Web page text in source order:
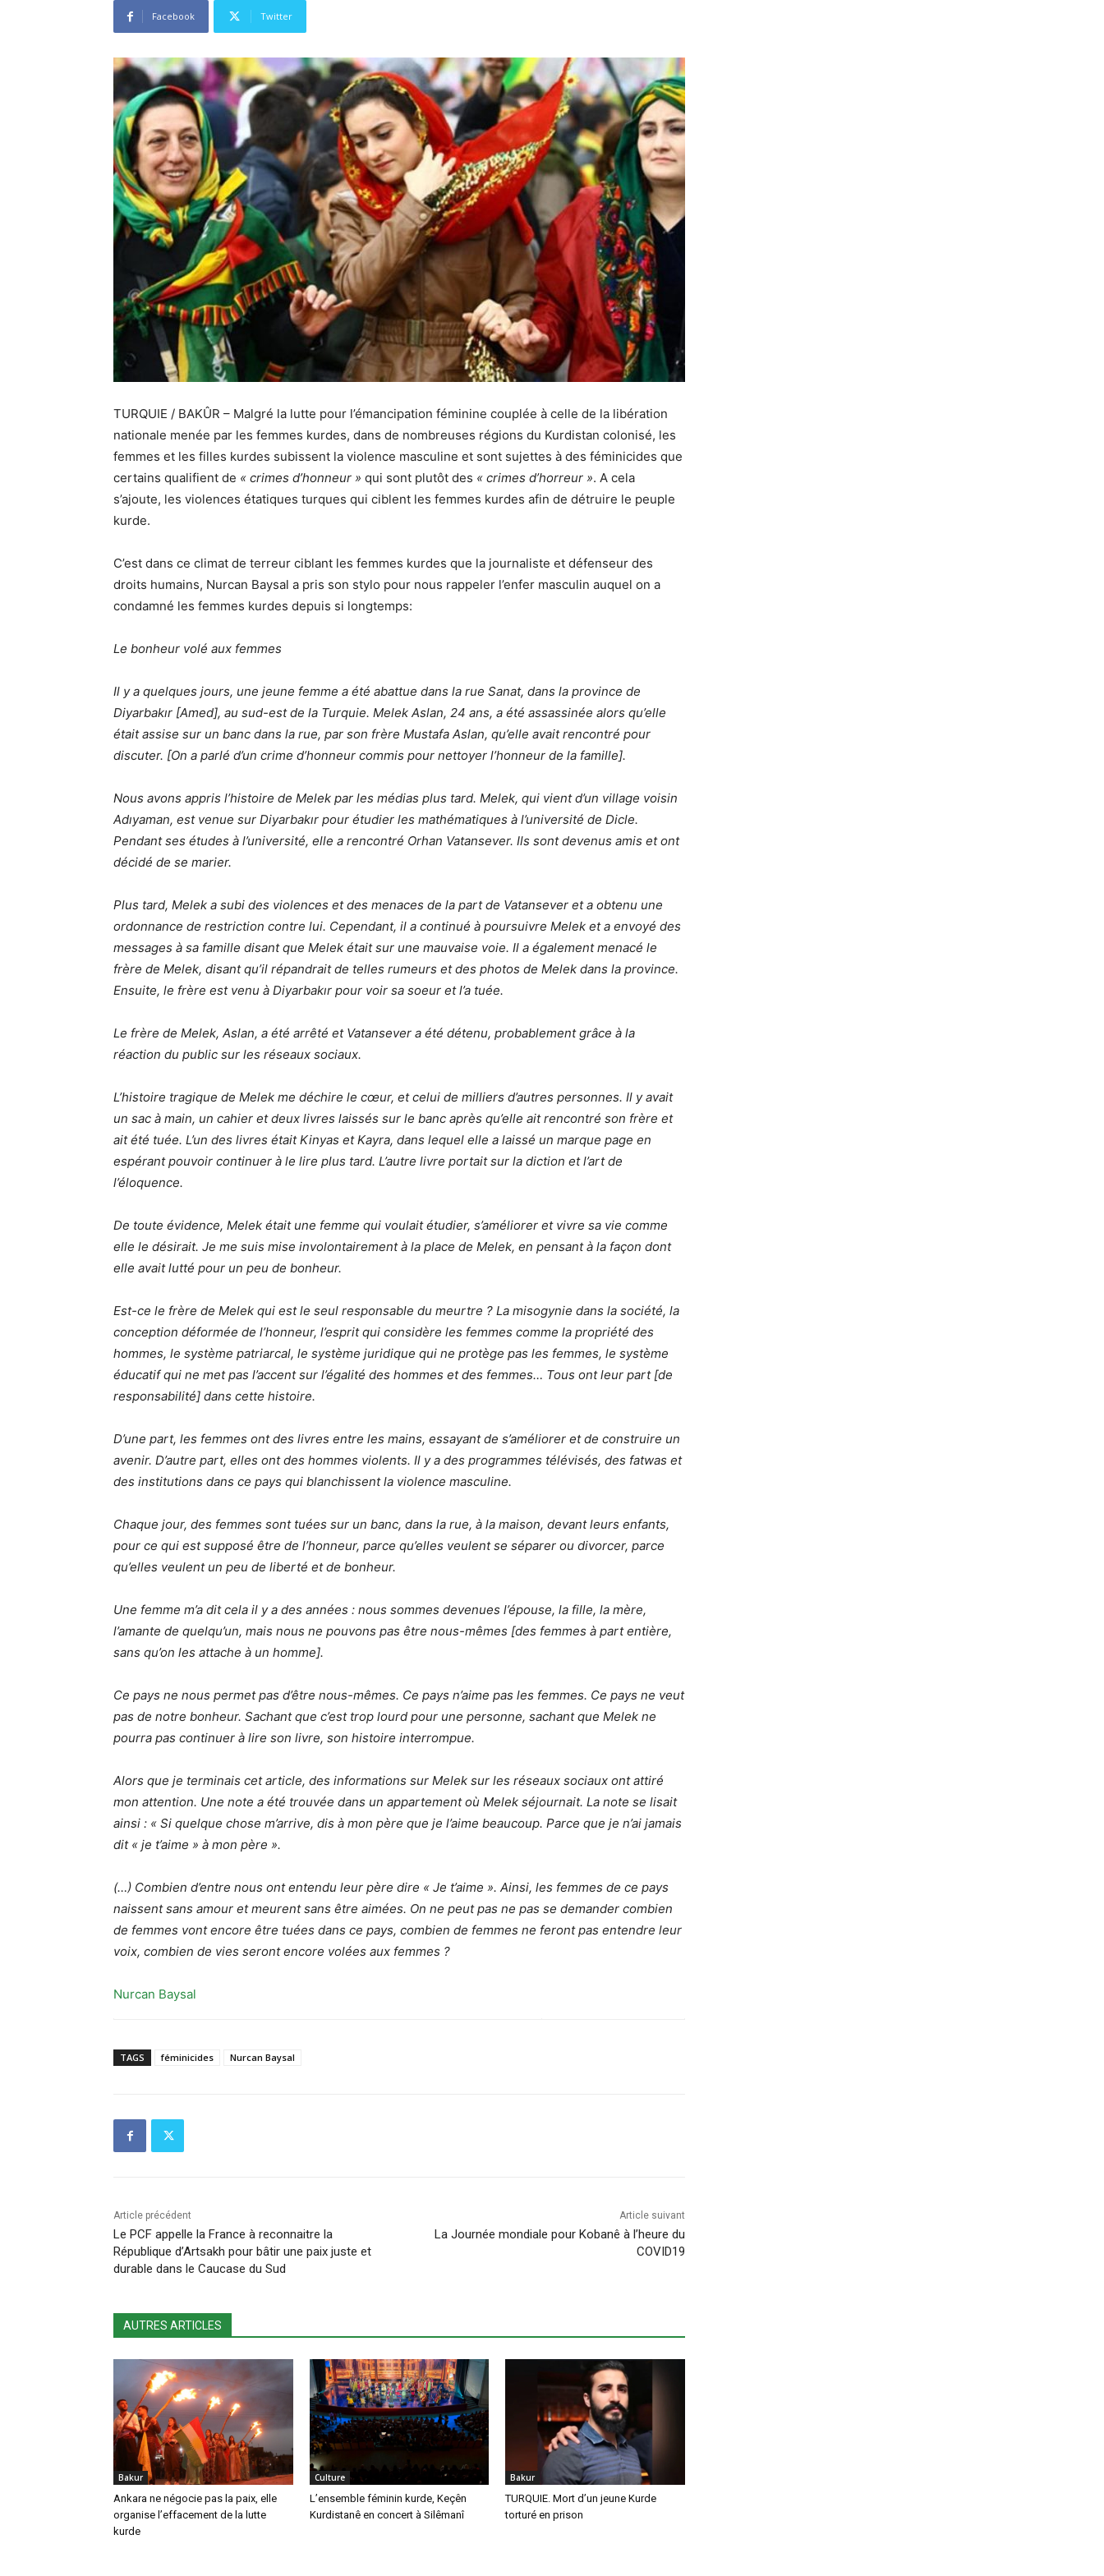
Facebook Twitter
TURQUIE / BAKÛR – Malgré la lutte pour l’émancipation féminine couplée à celle de la libération
nationale menée par les femmes kurdes, dans de nombreuses régions du Kurdistan colonisé, les
femmes et les filles kurdes subissent la violence masculine et sont sujettes à des féminicides que
certains qualifient de « crimes d’honneur » qui sont plutôt des « crimes d’horreur ». A cela
s’ajoute, les violences étatiques turques qui ciblent les femmes kurdes afin de détruire le peuple
kurde.
C’est dans ce climat de terreur ciblant les femmes kurdes que la journaliste et défenseur des
droits humains, Nurcan Baysal a pris son stylo pour nous rappeler l’enfer masculin auquel on a
condamné les femmes kurdes depuis si longtemps:
Le bonheur volé aux femmes
Il y a quelques jours, une jeune femme a été abattue dans la rue Sanat, dans la province de
Diyarbakır [Amed], au sud-est de la Turquie. Melek Aslan, 24 ans, a été assassinée alors qu’elle
était assise sur un banc dans la rue, par son frère Mustafa Aslan, qu’elle avait rencontré pour
discuter. [On a parlé d’un crime d’honneur commis pour nettoyer l’honneur de la famille].
Nous avons appris l’histoire de Melek par les médias plus tard. Melek, qui vient d’un village voisin
Adıyaman, est venue sur Diyarbakır pour étudier les mathématiques à l’université de Dicle.
Pendant ses études à l’université, elle a rencontré Orhan Vatansever. Ils sont devenus amis et ont
décidé de se marier.
Plus tard, Melek a subi des violences et des menaces de la part de Vatansever et a obtenu une
ordonnance de restriction contre lui. Cependant, il a continué à poursuivre Melek et a envoyé des
messages à sa famille disant que Melek était sur une mauvaise voie. Il a également menacé le
frère de Melek, disant qu’il répandrait de telles rumeurs et des photos de Melek dans la province.
Ensuite, le frère est venu à Diyarbakır pour voir sa soeur et l’a tuée.
Le frère de Melek, Aslan, a été arrêté et Vatansever a été détenu, probablement grâce à la
réaction du public sur les réseaux sociaux.
L’histoire tragique de Melek me déchire le cœur, et celui de milliers d’autres personnes. Il y avait
un sac à main, un cahier et deux livres laissés sur le banc après qu’elle ait rencontré son frère et
ait été tuée. L’un des livres était Kinyas et Kayra, dans lequel elle a laissé un marque page en
espérant pouvoir continuer à le lire plus tard. L’autre livre portait sur la diction et l’art de
l’éloquence.
De toute évidence, Melek était une femme qui voulait étudier, s’améliorer et vivre sa vie comme
elle le désirait. Je me suis mise involontairement à la place de Melek, en pensant à la façon dont
elle avait lutté pour un peu de bonheur.
Est-ce le frère de Melek qui est le seul responsable du meurtre ? La misogynie dans la société, la
conception déformée de l’honneur, l’esprit qui considère les femmes comme la propriété des
hommes, le système patriarcal, le système juridique qui ne protège pas les femmes, le système
éducatif qui ne met pas l’accent sur l’égalité des hommes et des femmes… Tous ont leur part [de
responsabilité] dans cette histoire.
D’une part, les femmes ont des livres entre les mains, essayant de s’améliorer et de construire un
avenir. D’autre part, elles ont des hommes violents. Il y a des programmes télévisés, des fatwas et
des institutions dans ce pays qui blanchissent la violence masculine.
Chaque jour, des femmes sont tuées sur un banc, dans la rue, à la maison, devant leurs enfants,
pour ce qui est supposé être de l’honneur, parce qu’elles veulent se séparer ou divorcer, parce
qu’elles veulent un peu de liberté et de bonheur.
Une femme m’a dit cela il y a des années : nous sommes devenues l’épouse, la fille, la mère,
l’amante de quelqu’un, mais nous ne pouvons pas être nous-mêmes [des femmes à part entière,
sans qu’on les attache à un homme].
Ce pays ne nous permet pas d’être nous-mêmes. Ce pays n’aime pas les femmes. Ce pays ne veut
pas de notre bonheur. Sachant que c’est trop lourd pour une personne, sachant que Melek ne
pourra pas continuer à lire son livre, son histoire interrompue.
Alors que je terminais cet article, des informations sur Melek sur les réseaux sociaux ont attiré
mon attention. Une note a été trouvée dans un appartement où Melek séjournait. La note se lisait
ainsi : « Si quelque chose m’arrive, dis à mon père que je l’aime beaucoup. Parce que je n’ai jamais
dit « je t’aime » à mon père ».
(…) Combien d’entre nous ont entendu leur père dire « Je t’aime ». Ainsi, les femmes de ce pays
naissent sans amour et meurent sans être aimées. On ne peut pas ne pas se demander combien
de femmes vont encore être tuées dans ce pays, combien de femmes ne feront pas entendre leur
voix, combien de vies seront encore volées aux femmes ?
Nurcan Baysal
TAGS féminicides Nurcan Baysal
Article précédent
Le PCF appelle la France à reconnaitre la
République d’Artsakh pour bâtir une paix juste et
durable dans le Caucase du Sud
Article suivant
La Journée mondiale pour Kobanê à l’heure du
COVID19
AUTRES ARTICLES
Bakur
Ankara ne négocie pas la paix, elle
organise l’effacement de la lutte
kurde
Culture
L’ensemble féminin kurde, Keçên
Kurdistanê en concert à Silêmanî
Bakur
TURQUIE. Mort d’un jeune Kurde
torturé en prison